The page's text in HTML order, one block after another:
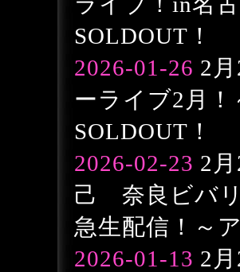
SOLDOUT！
2026-01-26 2
ーライブ2月
SOLDOUT！
2026-02-23 2
己 奈良ビバ
急生配信！～
2026-01-13 2